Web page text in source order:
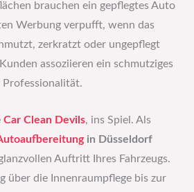
brauchen ein gepflegtes Auto
Werbung verpufft, wenn das
zerkratzt oder ungepflegt
assoziieren ein schmutziges
Car Clean Devils, ins Spiel. Als
in Düsseldorf
Auftritt Ihres Fahrzeugs.
über die Innenraumpflege bis zur